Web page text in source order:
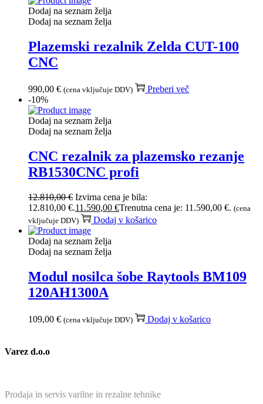
Dodaj na seznam želja
Dodaj na seznam želja
Plazemski rezalnik Zelda CUT-100
CNC
990,00 € (cena vključuje DDV)
Preberi več
-10%
Dodaj na seznam želja
Dodaj na seznam želja
CNC rezalnik za plazemsko rezanje
RB1530CNC profi
12.810,00€ Izvirna cena je bila:
12.810,00 €.11.590,00 €Trenutna cena je: 11.590,00 €. (cena
vključuje DDV)
Dodaj v košarico
Dodaj na seznam želja
Dodaj na seznam želja
Modul nosilca šobe Raytools BM109
120AH1300A
109,00 € (cena vključuje DDV) Dodaj v košarico
Varez d.o.o
Prodaja in servis varilne in rezalne tehnike